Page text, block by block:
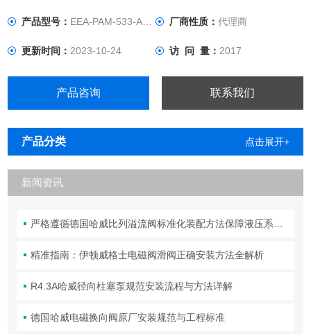
对入的指令值进行可变放大和偏移校对
可选顺序控制和遮盖补偿
产品型号： EEA-PAM-533-A-33 厂商性质： 代理商
更新时间：2023-10-24 访 问 量： 2017
产品咨询 联系我们
产品分类 点击展开+
新闻资讯
严格遵循德国哈威比列溢流阀标准化装配方法保障液压系统压力调控精准可靠
精准指南：伊顿威格士电磁阀滑阀正确安装方法全解析
R4.3A哈威径向柱塞泵规范安装流程与方法详解
德国哈威电磁换向阀原厂安装规范与工程标准